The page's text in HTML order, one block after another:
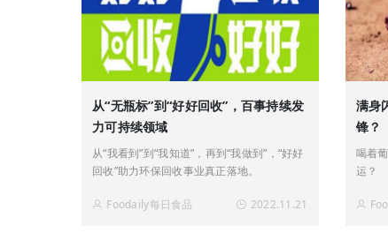
从“无瓶标”到“好好回收”，百事持续发
力可持续领域
从“我看到”到“我知道”，再到“我做到”，“好好
回收”助力环保回收事业真正落地。
Foodaily每日食品 2022.11.21
满身
锋？
喝着
运？